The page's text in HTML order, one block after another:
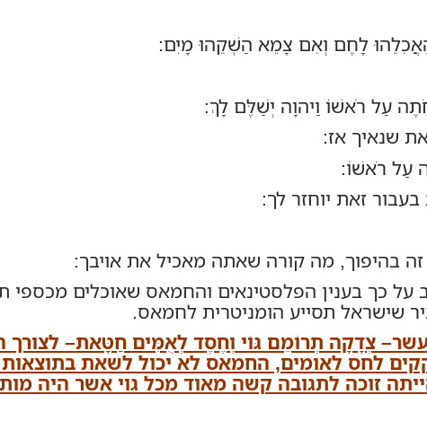
לָחֶם וְאִם צָמֵא הַשְׁקֵהוּ מָיִם:
עַל רֹאשׁוֹ וַיהוָה יְשַׁלֶּם לָךְ:
שנאיך אז:
עַל רֹאשׁוֹ:
זאת יוחזר לך:
בהיפוך, מה קורה שאתה מאכיל את אויבך:
כך בענין הפלסטינאים והחמאס שאוכלים מכספי
שישראל תסייע הומניטרית לחמאס.
צְדָקָה תְרוֹמֵם גּוֹי וְחֶסֶד לְאֻמִּים חַטָּאת– לצורך
לחס לאומים, החמאס לא יכול לשאת
זוכה לתגובה קשה מאוד מכל גוי אשר היה